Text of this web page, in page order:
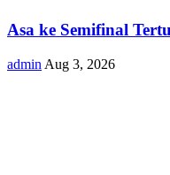
Asa ke Semifinal
admin Aug 3, 2026